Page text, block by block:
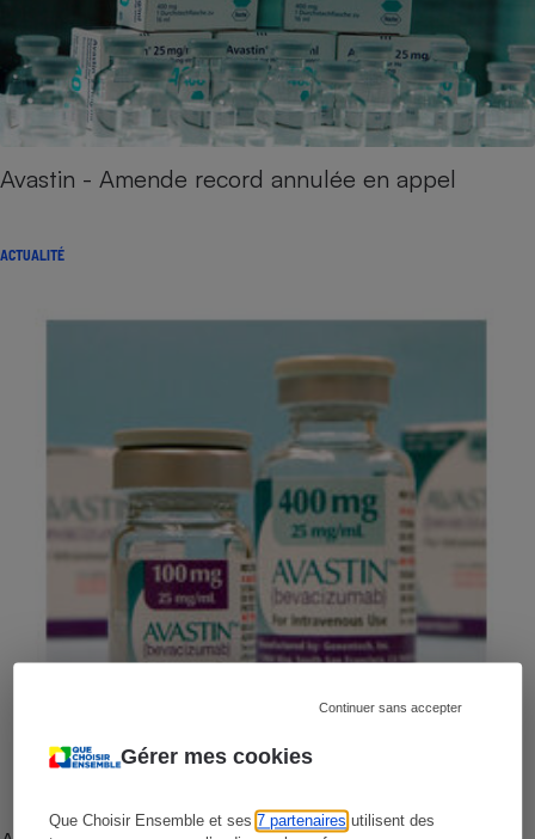
Gérer mes cookies
Que Choisir Ensemble et ses7 partenaires utilisent des
Continuer sans accepter
Avastin - Amende record annulée en appel
ACTUALITÉ